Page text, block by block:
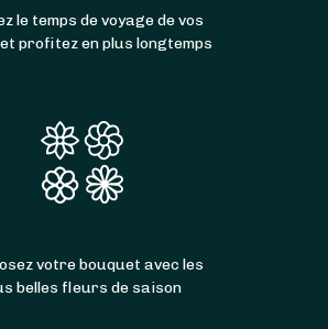
le temps de voyage de vos
profitez en plus longtemps
votre bouquet avec les
belles fleurs de saison